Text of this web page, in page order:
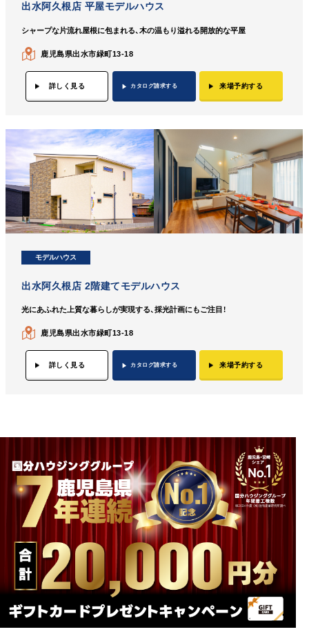
出水阿久根店 平屋モデルハウス
シャープな片流れ屋根に包まれる、木の温もり溢れる開放的な平屋
鹿児島県出水市緑町13-18
詳しく見る カタログ請求する 来場予約する
出水阿久根店 2階建てモデルハウス
モデルハウス
光にあふれた上質な暮らしが実現する、採光計画にもご注目！
鹿児島県出水市緑町13-18
詳しく見る カタログ請求する 来場予約する